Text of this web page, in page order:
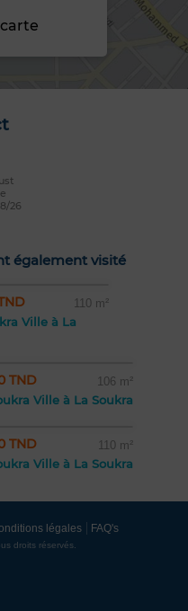
26
également visité
110 m²
Ville à La
TND 106 m²
Ville à La Soukra
TND 110 m²
Ville à La Soukra
légales FAQ's
droits réservés.